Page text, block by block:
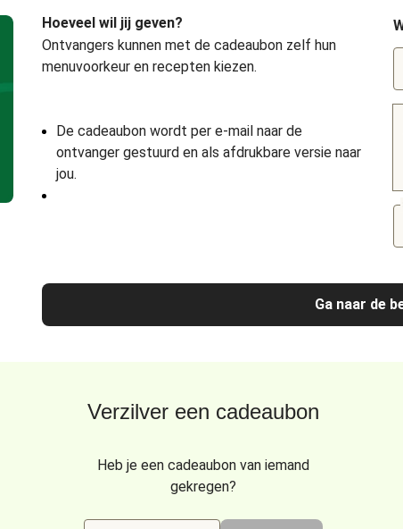
Hoeveel wil jij geven?
Ontvangers kunnen met de cadeaubon zelf hun
menuvoorkeur en recepten kiezen.
De cadeaubon wordt per e-mail naar de
ontvanger gestuurd en als afdrukbare versie naar
jou.
Ga naar de
Verzilver een cadeaubon
Heb je een cadeaubon van iemand
gekregen?